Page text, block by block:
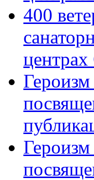
400